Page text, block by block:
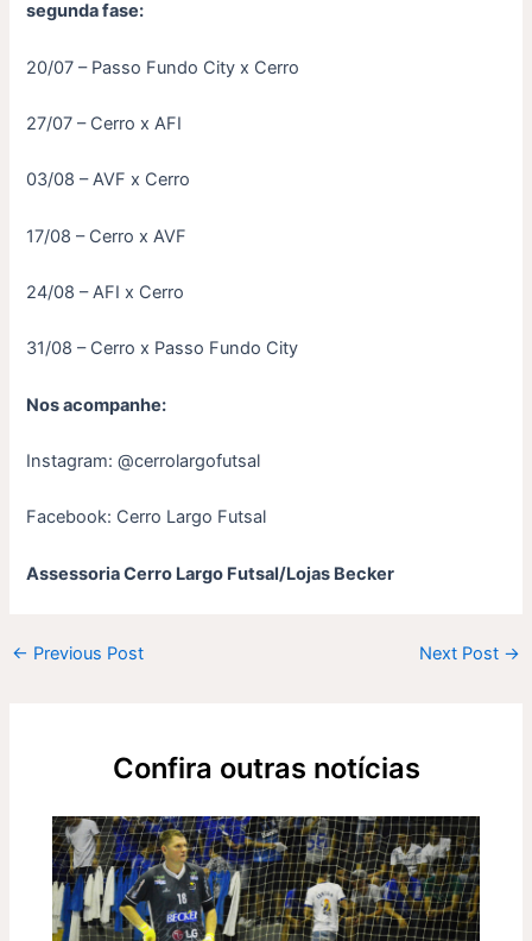
segunda fase:
20/07 – Passo Fundo City x Cerro
27/07 – Cerro x AFI
03/08 – AVF x Cerro
17/08 – Cerro x AVF
24/08 – AFI x Cerro
31/08 – Cerro x Passo Fundo City
Nos acompanhe:
Instagram: @cerrolargofutsal
Facebook: Cerro Largo Futsal
Assessoria Cerro Largo Futsal/Lojas Becker
← Previous Post Next Post →
Confira outras notícias